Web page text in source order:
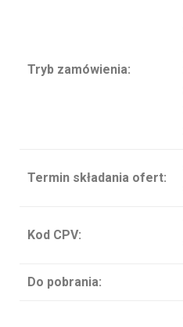
Tryb zamówienia:
Termin składania ofert:
Kod CPV:
Do pobrania: